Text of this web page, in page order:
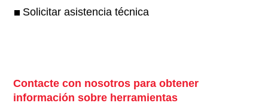
Solicitar asistencia técnica
Contacte con nosotros para obtener
información sobre herramientas